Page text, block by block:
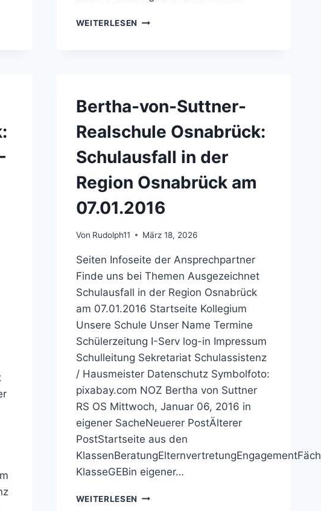
WEITERLESEN BERTHA-
BEACHTEN:
DER
TÜR!!16.03.2016
Bertha-von-Suttner-
Realschule Osnabrück:
Schulausfall in der
Region Osnabrück am
07.01.2016
Von Rudolph11 März 18, 2026
Seiten Infoseite der Ansprechpartner
Finde uns bei Themen Ausgezeichnet
Schulausfall in der Region Osnabrück
am 07.01.2016 Startseite Kollegium
Unsere Schule Unser Name Termine
Schülerzeitung I-Serv log-in Impressum
Schulleitung Sekretariat Schulassistenz
/ Hausmeister Datenschutz Symbolfoto:
pixabay.com NOZ Bertha von Suttner
RS OS Mittwoch, Januar 06, 2016 in
eigener SacheNeuerer PostÄlterer
PostStartseite aus den
KlasseGEBin eigener…
WEITERLESEN BERTHA-